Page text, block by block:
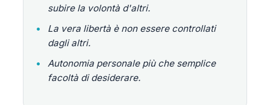
subire la volontà d'altri.
•
La vera libertà è non essere controllati
dagli altri.
•
Autonomia personale più che semplice
facoltà di desiderare.